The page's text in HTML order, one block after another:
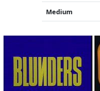
Medium